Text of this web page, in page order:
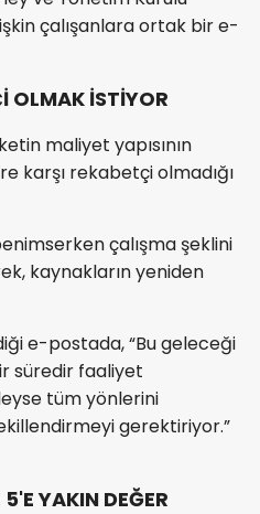
çalışanlara ortak bir e-
OLMAK İSTİYOR
maliyet yapısının
karşı rekabetçi olmadığı
çalışma şeklini
kaynakların yeniden
e-postada, “Bu geleceği
süredir faaliyet
tüm yönlerini
gerektiriyor.”
YAKIN DEĞER